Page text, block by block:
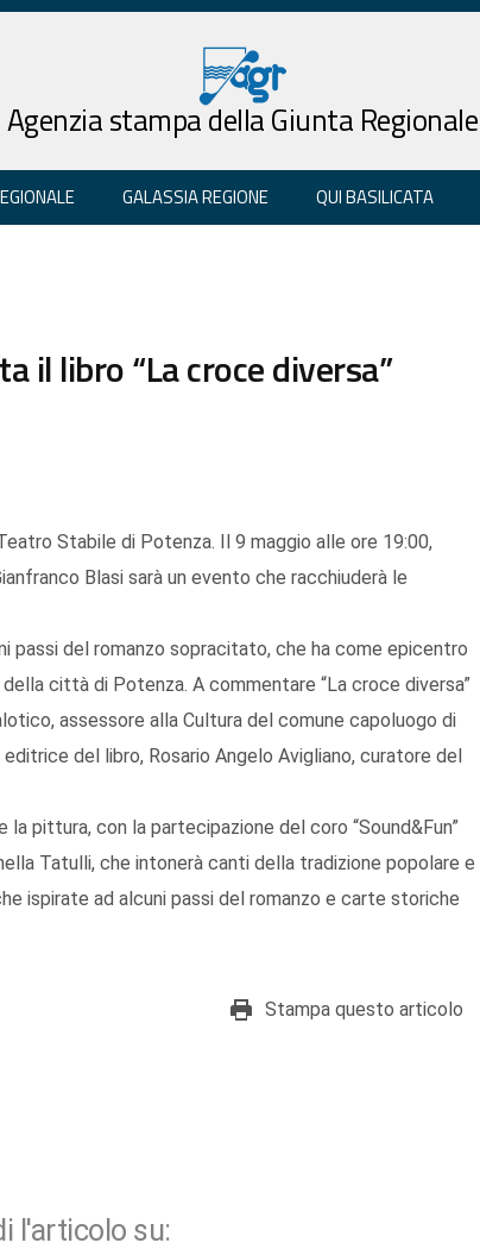
Agenzia stampa della Giunta Regionale
GALASSIA REGIONE QUI BASILICATA
il libro “La croce diversa”
Stabile di Potenza. Il 9 maggio alle ore 19:00,
Blasi sarà un evento che racchiuderà le
passi del romanzo sopracitato, che ha come epicentro
città di Potenza. A commentare “La croce diversa”
assessore alla Cultura del comune capoluogo di
del libro, Rosario Angelo Avigliano, curatore del
pittura, con la partecipazione del coro “Sound&Fun”
Tatulli, che intonerà canti della tradizione popolare e
ispirate ad alcuni passi del romanzo e carte storiche
Stampa questo articolo
l'articolo su: